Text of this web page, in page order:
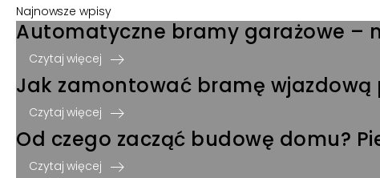
Najnowsze wpisy
Automatyczne bramy garażowe –
Czytaj więcej
Jak zamontować bramę wjazdową
Czytaj więcej
Od czego zacząć budowę domu?
Czytaj więcej